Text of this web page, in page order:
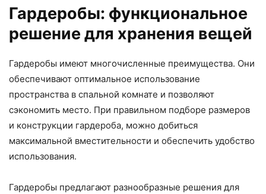
Гардеробы: функциональное
решение для хранения вещей
Гардеробы имеют многочисленные преимущества. Они
обеспечивают оптимальное использование
пространства в спальной комнате и позволяют
сэкономить место. При правильном подборе размеров
и конструкции гардероба, можно добиться
максимальной вместительности и обеспечить удобство
использования.
Гардеробы предлагают разнообразные решения для